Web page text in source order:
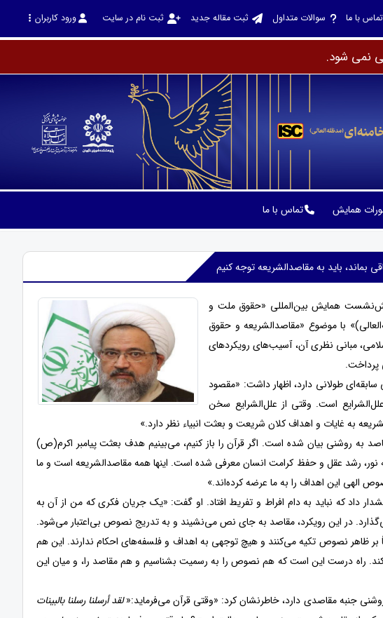
تماس با ما سوالات متداول ثبت مقاله جدید ثبت نام در سایت ورود کاربران
نمی شود.
همایش تماس با ما
باید به مقاصدالشریعه توجه کنیم
پیش‌نشست همایش بین‌المللی «حقوق ملت و
با موضوع «مقاصدالشریعه و حقوق
مبانی نظری آن، آسیب‌های رویکردهای
پرداخت.
سابقه‌ای طولانی دارد، اظهار داشت: «مقصود
است. وقتی از علل‌الشرایع سخن
به غایات و اهداف کلان شریعت و بعثت انبیاء نظر دارد.»
به روشنی بیان شده است. اگر قرآن را باز کنیم، می‌بینیم هدف بعثت پیامبر اکرم(ص)
نور، رشد عقل و حفظ کرامت انسان معرفی شده است. اینها همه مقاصدالشریعه است و ما
الهی این اهداف را به ما عرضه کرده‌اند.»
داد که نباید به دام افراط و تفریط افتاد. او گفت: «یک جریان فکری که من از آن به
در این رویکرد، مقاصد به جای نص می‌نشیند و به تدریج نصوص بی‌اعتبار می‌شود.
بر ظاهر نصوص تکیه می‌کنند و هیچ توجهی به اهداف و فلسفه‌های احکام ندارند. این هم
راه درست این است که هم نصوص را به رسمیت بشناسیم و هم مقاصد را، و میان این
جنبه مقاصدی دارد، خاطرنشان کرد: «وقتی قرآن می‌فرماید:«لقد أرسلنا رسلنا بالبینات